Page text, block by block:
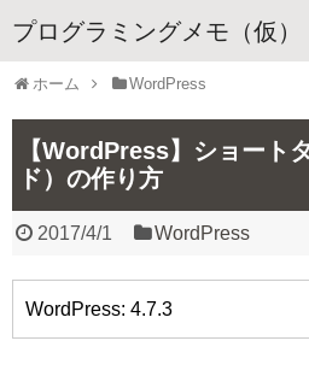
プログラミングメモ（仮）
ホーム WordPress
【WordPress】ショート
ド）の作り方
2017/4/1 WordPress
WordPress: 4.7.3